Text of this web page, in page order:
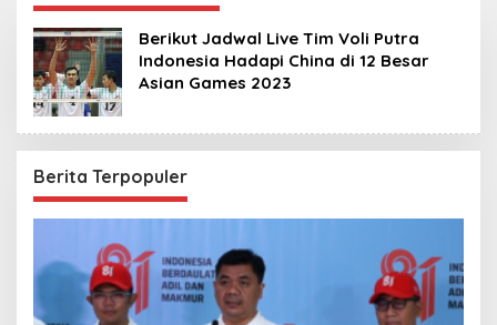
Pendaftaran Resminya
di Sini
Berikut Jadwal Live Tim Voli Putra
Indonesia Hadapi China di 12 Besar
Asian Games 2023
Berita Terpopuler